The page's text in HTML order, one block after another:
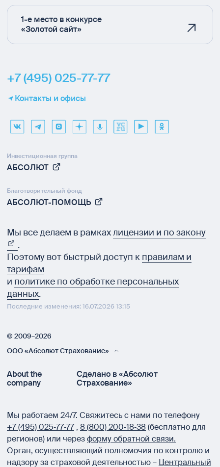
1-е место в конкурсе
«Золотой сайт»
+7 (495) 025-77-77
Контакты и офисы
Инвестиционная группа
АБСОЛЮТ
Благотворительный фонд
АБСОЛЮТ-ПОМОЩЬ
Мы все делаем в рамкахлицензии и по закону
.
Поэтому вот быстрый доступ к правилам и
тарифам
и политике по обработке персональных
данных.
Последние изменения: 16.07.2026 13:15
© 2009–2026
ООО «Абсолют Страхование»
About the
company
Сделано в «Абсолют
Страхование»
Мы работаем 24/7. Свяжитесь с нами по телефону
+7 (495) 025‑77‑77 , 8 (800) 200‑18‑38(бесплатно для
регионов) или черезформу обратной связи.
Орган, осуществляющий полномочия по контролю и
надзору за страховой деятельностью – Центральный